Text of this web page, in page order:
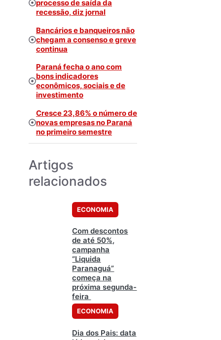
processo de saída da
recessão, diz jornal
Bancários e banqueiros não
chegam a consenso e greve
continua
Paraná fecha o ano com
bons indicadores
econômicos, sociais e de
investimento
Cresce 23,86% o número de
novas empresas no Paraná
no primeiro semestre
Artigos
relacionados
ECONOMIA
Com descontos
de até 50%,
campanha
“Liquida
Paranaguá”
começa na
próxima segunda-
feira
ECONOMIA
Dia dos Pais: data